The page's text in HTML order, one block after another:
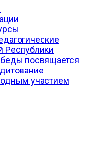
Республики
посвящается
участием